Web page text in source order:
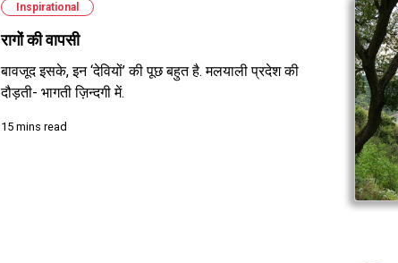
Inspirational
रागों की वापसी
बावजूद इसके, इन ‘देवियों’ की पूछ बहुत है. मलयाली प्रदेश की
दौड़ती- भागती ज़िन्दगी में.
15 mins read